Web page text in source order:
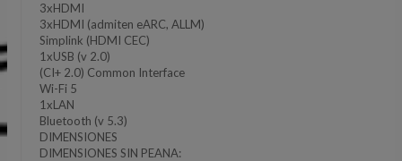
3xHDMI
3xHDMI (admiten eARC, ALLM)
Simplink (HDMI CEC)
1xUSB (v 2.0)
(CI+ 2.0) Common Interface
Wi-Fi 5
1xLAN
Bluetooth (v 5.3)
DIMENSIONES
DIMENSIONES SIN PEANA: